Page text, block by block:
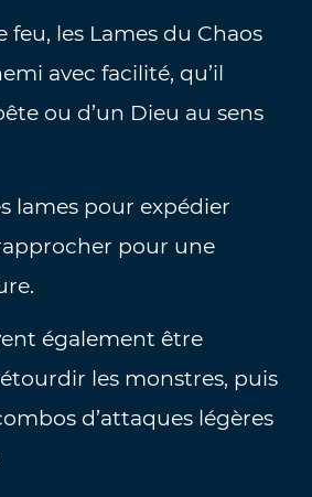
feu, les Lames du Chaos
avec facilité, qu’il
ou d’un Dieu au sens
lames pour expédier
pour une
également être
les monstres, puis
d’attaques légères